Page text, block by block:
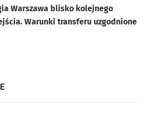
Warszawa blisko kolejnego
Warunki transferu uzgodnione